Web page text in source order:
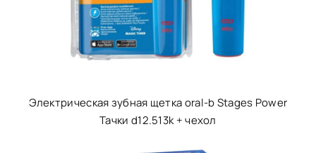
Электрическая зубная щетка oral-b Stages Power
Тачки d12.513k + чехол